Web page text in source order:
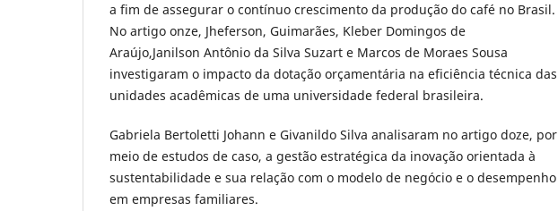
a fim de assegurar o contínuo crescimento da produção do café no Brasil.
No artigo onze, Jheferson, Guimarães, Kleber Domingos de
Araújo,Janilson Antônio da Silva Suzart e Marcos de Moraes Sousa
investigaram o impacto da dotação orçamentária na eficiência técnica das
unidades acadêmicas de uma universidade federal brasileira.
Gabriela Bertoletti Johann e Givanildo Silva analisaram no artigo doze, por
meio de estudos de caso, a gestão estratégica da inovação orientada à
sustentabilidade e sua relação com o modelo de negócio e o desempenho
em empresas familiares.